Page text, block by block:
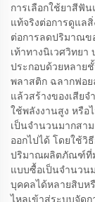
การเลือกใช้ยาสีฟั
แท้จริงต่อการดูแล
ต่อการลดปริมาณข
เท้าทางนิเวศวิทย
ประกอบด้วยหลาย
พลาสติก ฉลากฟอ
แล้วสร้างของเสีย
ใช้พลังงานสูง หรื
เป็นจำนวนมากสา
ออกไปได้ โดยใช้วิ
ปริมาณผลิตภัณฑ์ที่
แบบซื้อเป็นจำนวน
บุคคลได้หลายสิบห
ไหลเข้าสู่ระบบจัด